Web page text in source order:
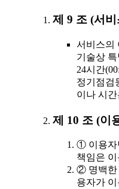
제 9 조 (서
서비스의
기술상
24시간
정기점검
이나 시
제 10 조 (이
① 이용자
책임은
② 명백한
용자가